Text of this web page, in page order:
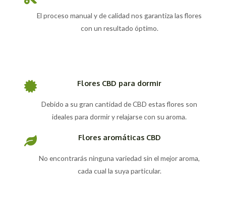
El proceso manual y de calidad nos garantiza las flores
con un resultado óptimo.
Flores CBD para dormir
Debido a su gran cantidad de CBD estas flores son
ideales para dormir y relajarse con su aroma.
Flores aromáticas CBD
No encontrarás ninguna variedad sin el mejor aroma,
cada cual la suya particular.